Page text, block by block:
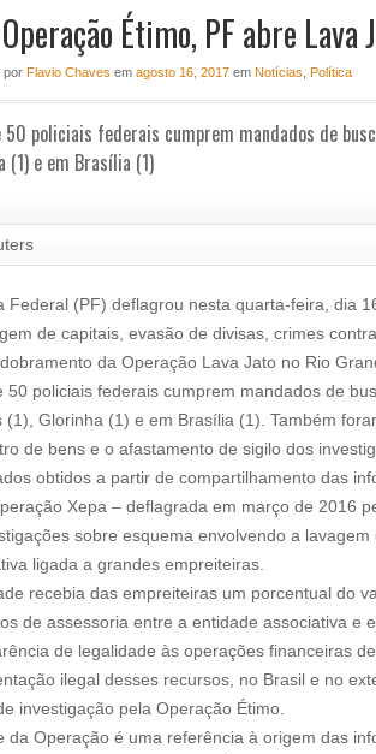
Étimo, PF abre Lava
por Flavio Chaves em agosto 16, 2017em Notícias Política
50 policiais federais cumprem mandados de
(1) e em Brasília (1)
Federal (PF) deflagrou nesta quarta-feira, dia
de capitais, evasão de divisas, crimes
da Operação Lava Jato no Rio
50 policiais federais cumprem mandados de
(1), Glorinha (1) e em Brasília (1). Também
de bens e o afastamento de sigilo dos
obtidos a partir de compartilhamento das
Xepa – deflagrada em março de 2016
sobre esquema envolvendo a
ligada a grandes empreiteiras.
recebia das empreiteiras um porcentual do
de assessoria entre a entidade associativa e
de legalidade às operações financeiras
ilegal desses recursos, no Brasil e no
investigação pela Operação Étimo.
da Operação é uma referência à origem das